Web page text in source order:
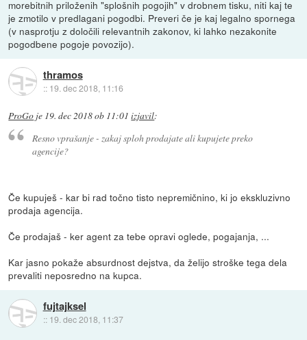
morebitnih priloženih "splošnih pogojih" v drobnem tisku, niti kaj te
je zmotilo v predlagani pogodbi. Preveri če je kaj legalno spornega
(v nasprotju z določili relevantnih zakonov, ki lahko nezakonite
pogodbene pogoje povozijo).
thramos
:: 19. dec 2018, 11:16
ProGo je 19. dec 2018 ob 11:01 izjavil:
Resno vprašanje - zakaj sploh prodajate ali kupujete preko
agencije?
Če kupuješ - kar bi rad točno tisto nepremičnino, ki jo ekskluzivno
prodaja agencija.
Če prodajaš - ker agent za tebe opravi oglede, pogajanja, ...
Kar jasno pokaže absurdnost dejstva, da želijo stroške tega dela
prevaliti neposredno na kupca.
fujtajksel
:: 19. dec 2018, 11:37